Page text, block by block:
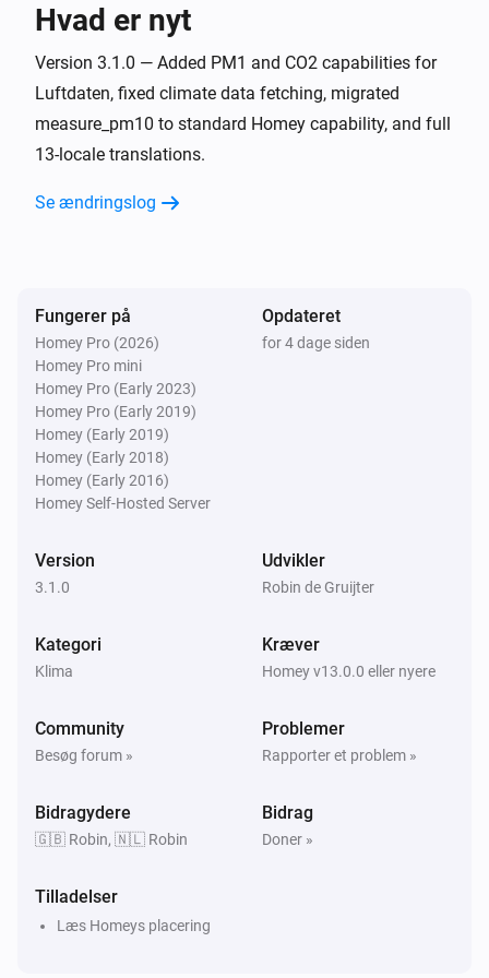
OpenAQ-måler
PM10-værdien har ændret sig
OpenAQ-måler
OpenAQ-måler
CO-niveauet har ændret sig
OpenAQ-måler
BC-niveauet ændrede sig
OpenAQ-måler
NO2-niveauet ændrede sig
O3-niveauet ændrede sig
SO2-niveauet ændrede sig
PM2.5-værdien har ændret sig
PM10-værdien har ændret sig
Hvad er nyt
Version 3.1.0 — Added PM1 and CO2 capabilities for
Luftdaten, fixed climate data fetching, migrated
measure_pm10 to standard Homey capability, and full
13-locale translations.
Se ændringslog
Fungerer på
Homey Pro (2026)
Homey Pro mini
Homey Pro (Early 2023)
Homey Pro (Early 2019)
Homey (Early 2019)
Homey (Early 2018)
Homey (Early 2016)
Homey Self-Hosted Server
Opdateret
for 4 dage siden
Version
3.1.0
Udvikler
Robin de Gruijter
Kategori
Klima
Kræver
Homey v13.0.0 eller nyere
Community
Besøg forum »
Problemer
Rapporter et problem »
Bidragydere
🇬🇧 Robin, 🇳🇱 Robin
Bidrag
Doner »
Tilladelser
Læs Homeys placering